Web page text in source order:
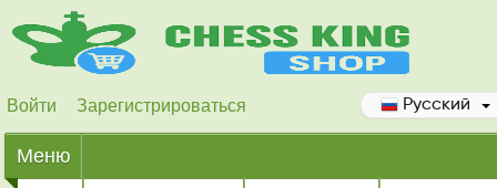
Войти Зарегистрироваться Русский
Меню